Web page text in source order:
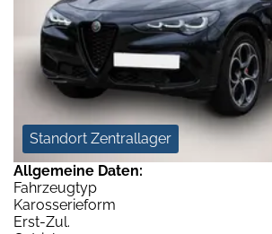
Standort Zentrallager
Allgemeine Daten:
Fahrzeugtyp
Karosserieform
Erst-Zul.